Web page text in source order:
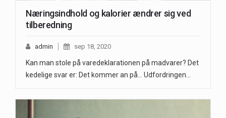
Næringsindhold og kalorier ændrer sig ved
tilberedning
admin sep 18, 2020
Kan man stole på varedeklarationen på madvarer? Det
kedelige svar er: Det kommer an på... Udfordringen…